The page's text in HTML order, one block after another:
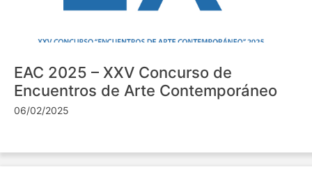
EAC 2025 – XXV Concurso de
Encuentros de Arte Contemporáneo
06/02/2025